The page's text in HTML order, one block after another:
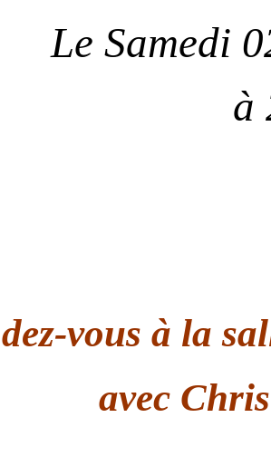
Le Samedi
à
vous à la
avec